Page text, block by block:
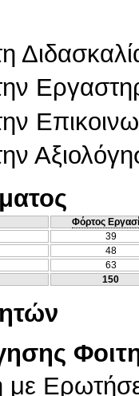
Φόρτος
39
48
63
150
με